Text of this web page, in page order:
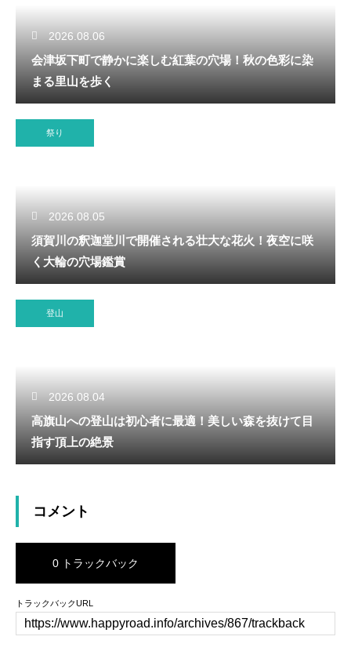
2026.08.06
会津坂下町で静かに楽しむ紅葉の穴場！秋の色彩に染
まる里山を歩く
祭り
2026.08.05
須賀川の釈迦堂川で開催される壮大な花火！夜空に咲
く大輪の穴場鑑賞
登山
2026.08.04
高旗山への登山は初心者に最適！美しい森を抜けて目
指す頂上の絶景
コメント
0 トラックバック
トラックバックURL